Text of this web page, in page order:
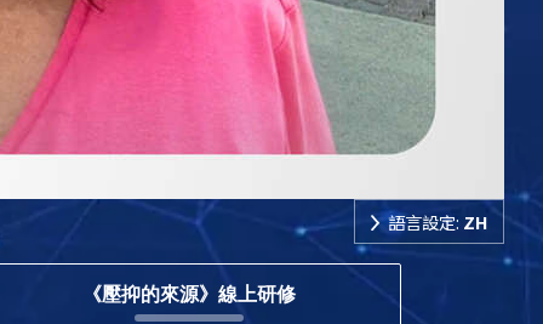
語言設定: ZH
《壓抑的來源》線上研修